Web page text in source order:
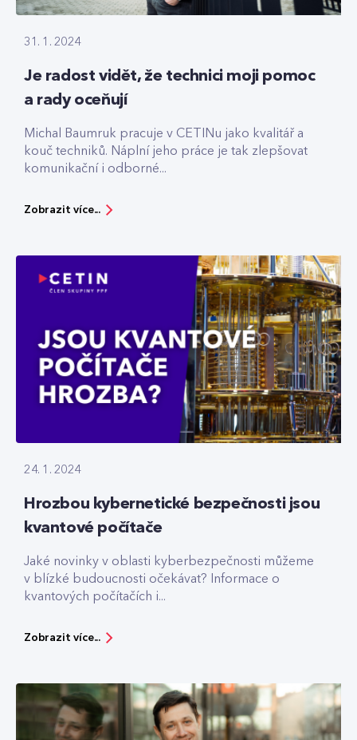
31. 1. 2024
Je radost vidět, že technici moji pomoc
a rady oceňují
Michal Baumruk pracuje v CETINu jako kvalitář a
kouč techniků. Náplní jeho práce je tak zlepšovat
komunikační i odborné...
Zobrazit více...
24. 1. 2024
Hrozbou kybernetické bezpečnosti jsou
kvantové počítače
Jaké novinky v oblasti kyberbezpečnosti můžeme
v blízké budoucnosti očekávat? Informace o
kvantových počítačích i...
Zobrazit více...